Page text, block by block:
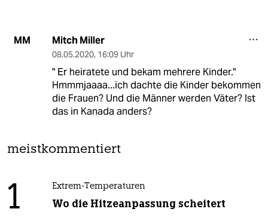
MM Mitch Miller
08.05.2020, 16:09 Uhr
" Er heiratete und bekam mehrere Kinder."
Hmmmjaaaa...ich dachte die Kinder bekommen
die Frauen? Und die Männer werden Väter? Ist
das in Kanada anders?
meistkommentiert
1 Extrem-Temperaturen
Wo die Hitzeanpassung scheitert